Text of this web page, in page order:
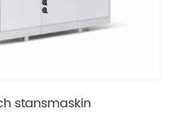
stansmaskin